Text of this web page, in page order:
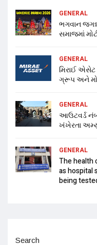
GENERAL
ભગવાન
સમાજમાં
GENERAL
મિરાઈ
ગ્રૂપ અને
GENERAL
આઉટવર્ડ
ખંખેરતા
GENERAL
The health
as hospital
being
Search